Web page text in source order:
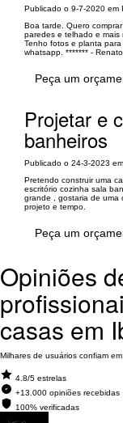
Publicado o 9-7-2020 em
Boa tarde. Quero
paredes e telhado e mais
Tenho fotos e planta
whatsapp. ******* - Renato
Peça um
Projetar e
banheiros
Publicado o 24-3-2023
Pretendo construir uma
escritório cozinha sala
grande , gostaria de uma
projeto e tempo.
Peça um
Opiniões
casas em
Milhares de usuários confiam
4.8/5 estrelas
+13.000 opiniões recebidas
100% verificadas